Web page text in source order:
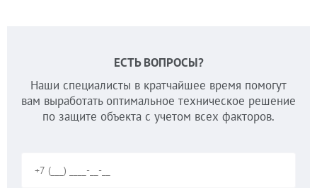
ЕСТЬ ВОПРОСЫ?
Наши специалисты в кратчайшее время помогут
вам выработать оптимальное техническое решение
по защите объекта с учетом всех факторов.